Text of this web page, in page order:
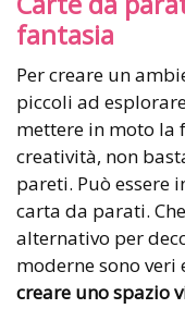
fantasia
Per creare un
piccoli ad
mettere in moto la
creatività, non
pareti. Può essere
carta da parati.
alternativo per
moderne sono veri
creare uno spazio